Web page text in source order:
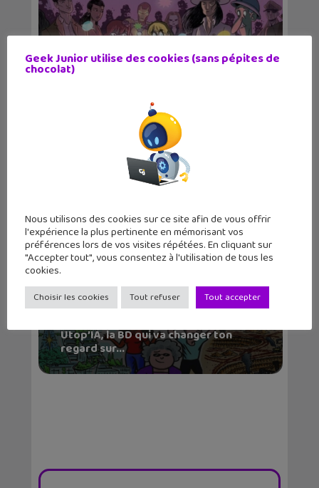
48H BD : quand la bande dessinée fait
Utop’IA, la BD qui va changer ton
regard sur...
Geek Junior utilise des cookies (sans pépites de
chocolat)
Nous utilisons des cookies sur ce site afin de vous offrir
l'expérience la plus pertinente en mémorisant vos
préférences lors de vos visites répétées. En cliquant sur
"Accepter tout", vous consentez à l'utilisation de tous les
cookies.
Choisir les cookies Tout refuser Tout accepter